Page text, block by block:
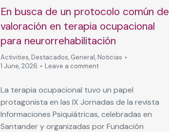
En busca de un protocolo común de
valoración en terapia ocupacional
para neurorrehabilitación
Activities, Destacados, General, Noticias
1 June, 2026
Leave a comment
La terapia ocupacional tuvo un papel
protagonista en las IX Jornadas de la revista
Informaciones Psiquiátricas, celebradas en
Santander y organizadas por Fundación